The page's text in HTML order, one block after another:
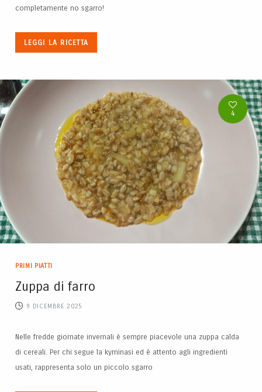
completamente no sgarro!
LEGGI LA RICETTA
4
PRIMI PIATTI
Zuppa di farro
9 DICEMBRE 2025
Nelle fredde giornate invernali è sempre piacevole una zuppa calda
di cereali. Per chi segue la kyminasi ed è attento agli ingredienti
usati, rappresenta solo un piccolo sgarro